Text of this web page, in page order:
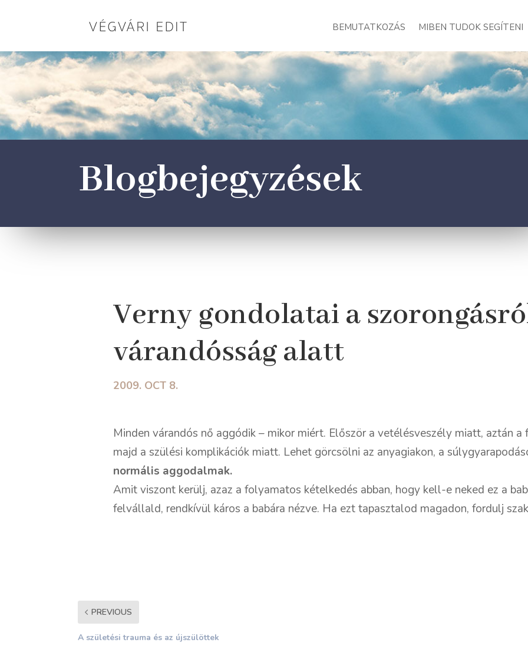
BEMUTATKOZÁS MIBEN TUDOK SEGÍTENI
Blogbejegyzések
Verny gondolatai a
várandósság alatt
2009. OCT 8.
Minden várandós nő aggódik – mikor miért. Először a vetélésveszély miatt, aztán a
majd a szülési komplikációk miatt. Lehet görcsölni az anyagiakon, a
normális aggodalmak.
Amit viszont kerülj, azaz a folyamatos kételkedés abban, hogy kell-e neked ez a
felvállald, rendkívül káros a babára nézve. Ha ezt tapasztalod magadon, fordulj
PREVIOUS
A születési trauma és az újszülöttek